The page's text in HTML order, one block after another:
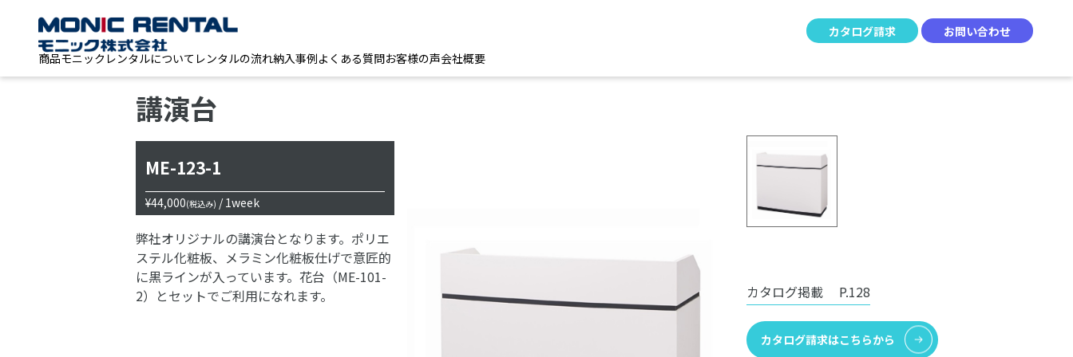
カタログ請求
お問い合わせ
商品モニックレンタルについて レンタルの流れ納入事例よくある質問お客様の声会社概要
講演台
ME-123-1
¥44,000(税込み) / 1week
弊社オリジナルの講演台となります。ポリエ
ステル化粧板、メラミン化粧板仕げで意匠的
に黒ラインが入っています。花台（ME-101-
2）とセットでご利用になれます。
カタログ掲載 P.128
カタログ請求はこちらから